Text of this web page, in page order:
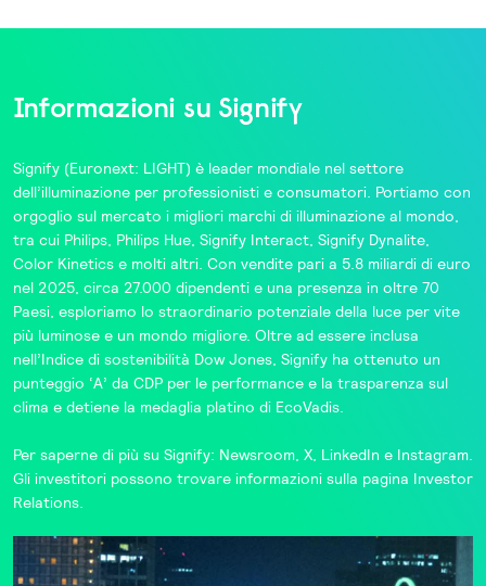
Informazioni su Signify
Signify(Euronext: LIGHT) è leader mondiale nel settore
dell’illuminazione per professionisti e consumatori. Portiamo con
orgoglio sul mercato i migliori marchi di illuminazione al mondo,
tra cui Philips, Philips Hue, Signify Interact, Signify Dynalite,
Color Kineticse molti altri. Con vendite pari a 5.8 miliardi di euro
nel 2025, circa 27.000 dipendenti e una presenza in oltre 70
Paesi, esploriamo lo straordinario potenziale della luce per vite
più luminose e un mondo migliore. Oltre ad essere inclusa
nell’Indice di sostenibilità Dow Jones, Signify ha ottenuto un
punteggio ‘A’ da CDPper le performance e la trasparenza sul
clima e detiene la medaglia platino di EcoVadis.
Per saperne di più su Signify: Newsroom, X, LinkedIn e Instagram.
Gli investitori possono trovare informazioni sulla pagina Investor
Relations.